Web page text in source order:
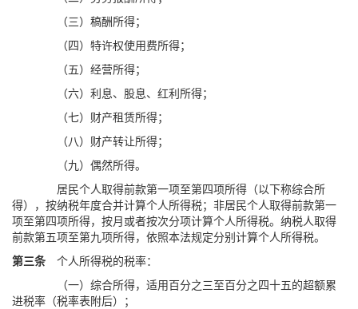
（三）稿酬所得；
（四）特许权使用费所得；
（五）经营所得；
（六）利息、股息、红利所得；
（七）财产租赁所得；
（八）财产转让所得；
（九）偶然所得。
居民个人取得前款第一项至第四项所得（以下称综合所
得），按纳税年度合并计算个人所得税；非居民个人取得前款第一
项至第四项所得，按月或者按次分项计算个人所得税。纳税人取得
前款第五项至第九项所得，依照本法规定分别计算个人所得税。
第三条 个人所得税的税率：
（一）综合所得，适用百分之三至百分之四十五的超额累
进税率（税率表附后）；